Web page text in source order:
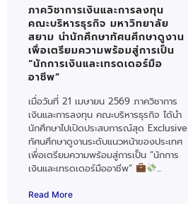
ภาควิชาการเงินและการลงทุน
คณะบริหารธุรกิจ มหาวิทยาลัย
สยาม นำนักศึกษาทัศนศึกษาดูงาน
เพื่อเตรียมความพร้อมสู่การเป็น
“นักการเงินและเทรดเดอร์มือ
อาชีพ”
เมื่อวันที่ 21 เมษายน 2569 ภาควิชาการ
เงินและการลงทุน คณะบริหารธุรกิจ ได้นำ
นักศึกษาไปเปิดประสบการณ์สุด Exclusive
ทัศนศึกษาดูงานระดับแนวหน้าของประเทศ
เพื่อเตรียมความพร้อมสู่การเป็น “นักการ
เงินและเทรดเดอร์มืออาชีพ”
...
Read More